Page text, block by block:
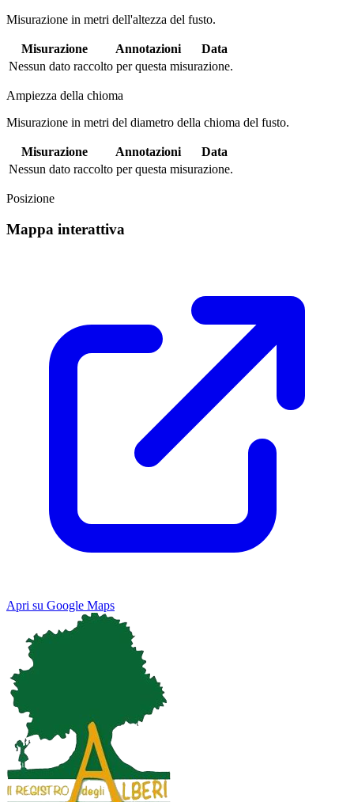
Misurazione in metri dell'altezza del fusto.
Misurazione Annotazioni
Data
Nessun dato raccolto per questa misurazione.
Ampiezza della chioma
Misurazione in metri del diametro della chioma del fusto.
Misurazione Annotazioni
Data
Nessun dato raccolto per questa misurazione.
Posizione
Mappa interattiva
Apri su Google Maps
Map Satellite
Keyboard shortcuts